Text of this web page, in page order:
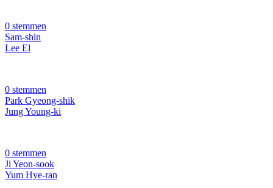
0 stemmen
Sam-shin
Lee El
0 stemmen
Park Gyeong-shik
Jung Young-ki
0 stemmen
Ji Yeon-sook
Yum Hye-ran